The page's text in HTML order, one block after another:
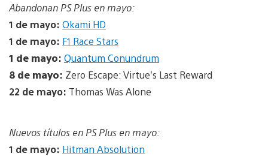
Abandonan PS Plus en mayo:
1 de mayo: Okami HD
1 de mayo: F1 Race Stars
1 de mayo: Quantum Conundrum
8 de mayo: Zero Escape: Virtue’s Last Reward
22 de mayo: Thomas Was Alone
Nuevos títulos en PS Plus en mayo:
1 de mayo: Hitman Absolution